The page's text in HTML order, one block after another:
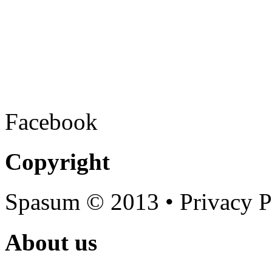
Facebook
Copyright
Spasum © 2013 • Privacy
About us